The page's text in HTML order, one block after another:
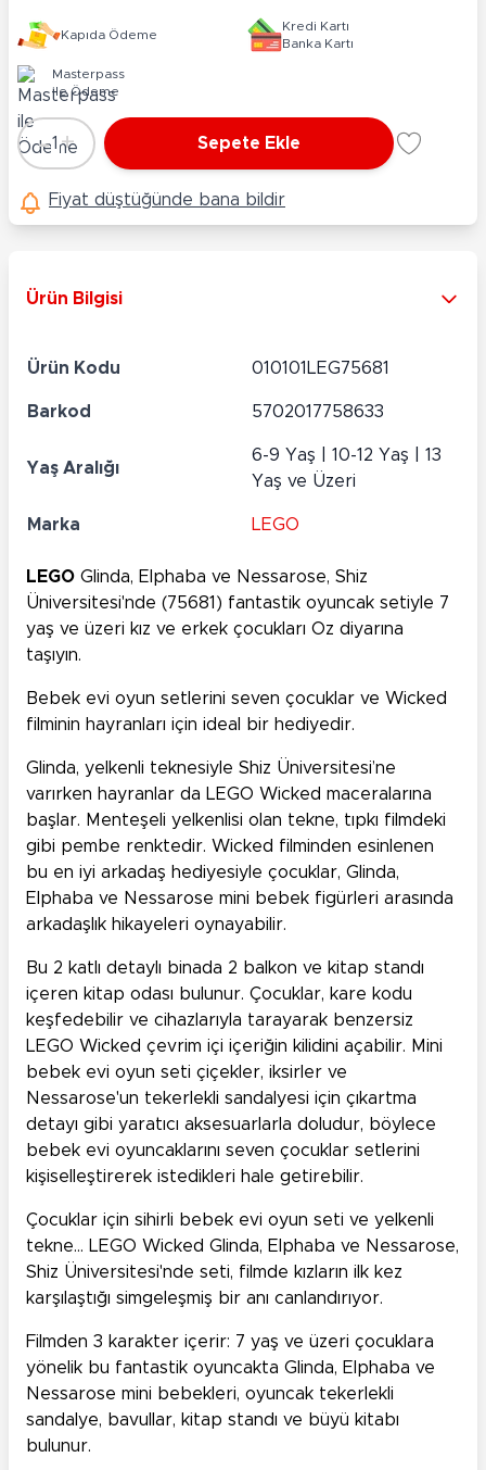
Kapıda Ödeme
Kredi Kartı
Banka Kartı
Masterpass
ile Ödeme
Adet
-1 + Sepete Ekle
Fiyat düştüğünde bana bildir
Ürün Bilgisi
Ürün Kodu 010101LEG75681
Barkod 5702017758633
Yaş Aralığı
6-9 Yaş | 10-12 Yaş | 13
Yaş ve Üzeri
Marka LEGO
LEGO Glinda, Elphaba ve Nessarose, Shiz
Üniversitesi'nde (75681) fantastik oyuncak setiyle 7
yaş ve üzeri kız ve erkek çocukları Oz diyarına
taşıyın.
Bebek evi oyun setlerini seven çocuklar ve Wicked
filminin hayranları için ideal bir hediyedir.
Glinda, yelkenli teknesiyle Shiz Üniversitesi’ne
varırken hayranlar da LEGO Wicked maceralarına
başlar. Menteşeli yelkenlisi olan tekne, tıpkı filmdeki
gibi pembe renktedir. Wicked filminden esinlenen
bu en iyi arkadaş hediyesiyle çocuklar, Glinda,
Elphaba ve Nessarose mini bebek figürleri arasında
arkadaşlık hikayeleri oynayabilir.
Bu 2 katlı detaylı binada 2 balkon ve kitap standı
içeren kitap odası bulunur. Çocuklar, kare kodu
keşfedebilir ve cihazlarıyla tarayarak benzersiz
LEGO Wicked çevrim içi içeriğin kilidini açabilir. Mini
bebek evi oyun seti çiçekler, iksirler ve
Nessarose'un tekerlekli sandalyesi için çıkartma
detayı gibi yaratıcı aksesuarlarla doludur, böylece
bebek evi oyuncaklarını seven çocuklar setlerini
kişiselleştirerek istedikleri hale getirebilir.
Çocuklar için sihirli bebek evi oyun seti ve yelkenli
tekne… LEGO Wicked Glinda, Elphaba ve Nessarose,
Shiz Üniversitesi'nde seti, filmde kızların ilk kez
karşılaştığı simgeleşmiş bir anı canlandırıyor.
Filmden 3 karakter içerir: 7 yaş ve üzeri çocuklara
yönelik bu fantastik oyuncakta Glinda, Elphaba ve
Nessarose mini bebekleri, oyuncak tekerlekli
sandalye, bavullar, kitap standı ve büyü kitabı
bulunur.